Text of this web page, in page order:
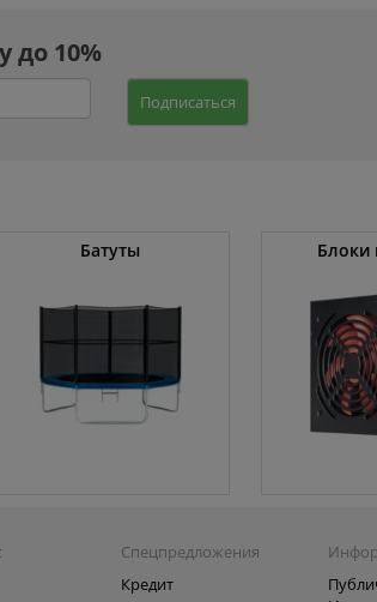
до 10%
Подписаться
Батуты Блоки
Спецпредложения
Кредит